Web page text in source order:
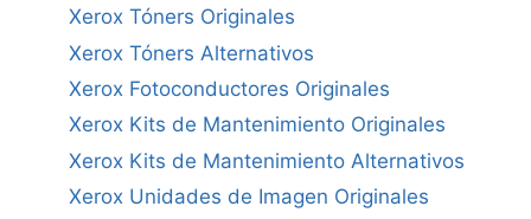
Xerox Tóners Originales
Xerox Tóners Alternativos
Xerox Fotoconductores Originales
Xerox Kits de Mantenimiento Originales
Xerox Kits de Mantenimiento Alternativos
Xerox Unidades de Imagen Originales